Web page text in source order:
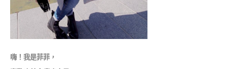
嗨！我是菲菲，